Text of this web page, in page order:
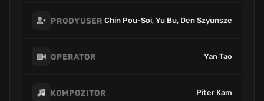
PRODYUSER Chin Pou-Soi, Yu Bu, Den Szyunsze
OPERATOR Yan Tao
KOMPOZITOR Piter Kam